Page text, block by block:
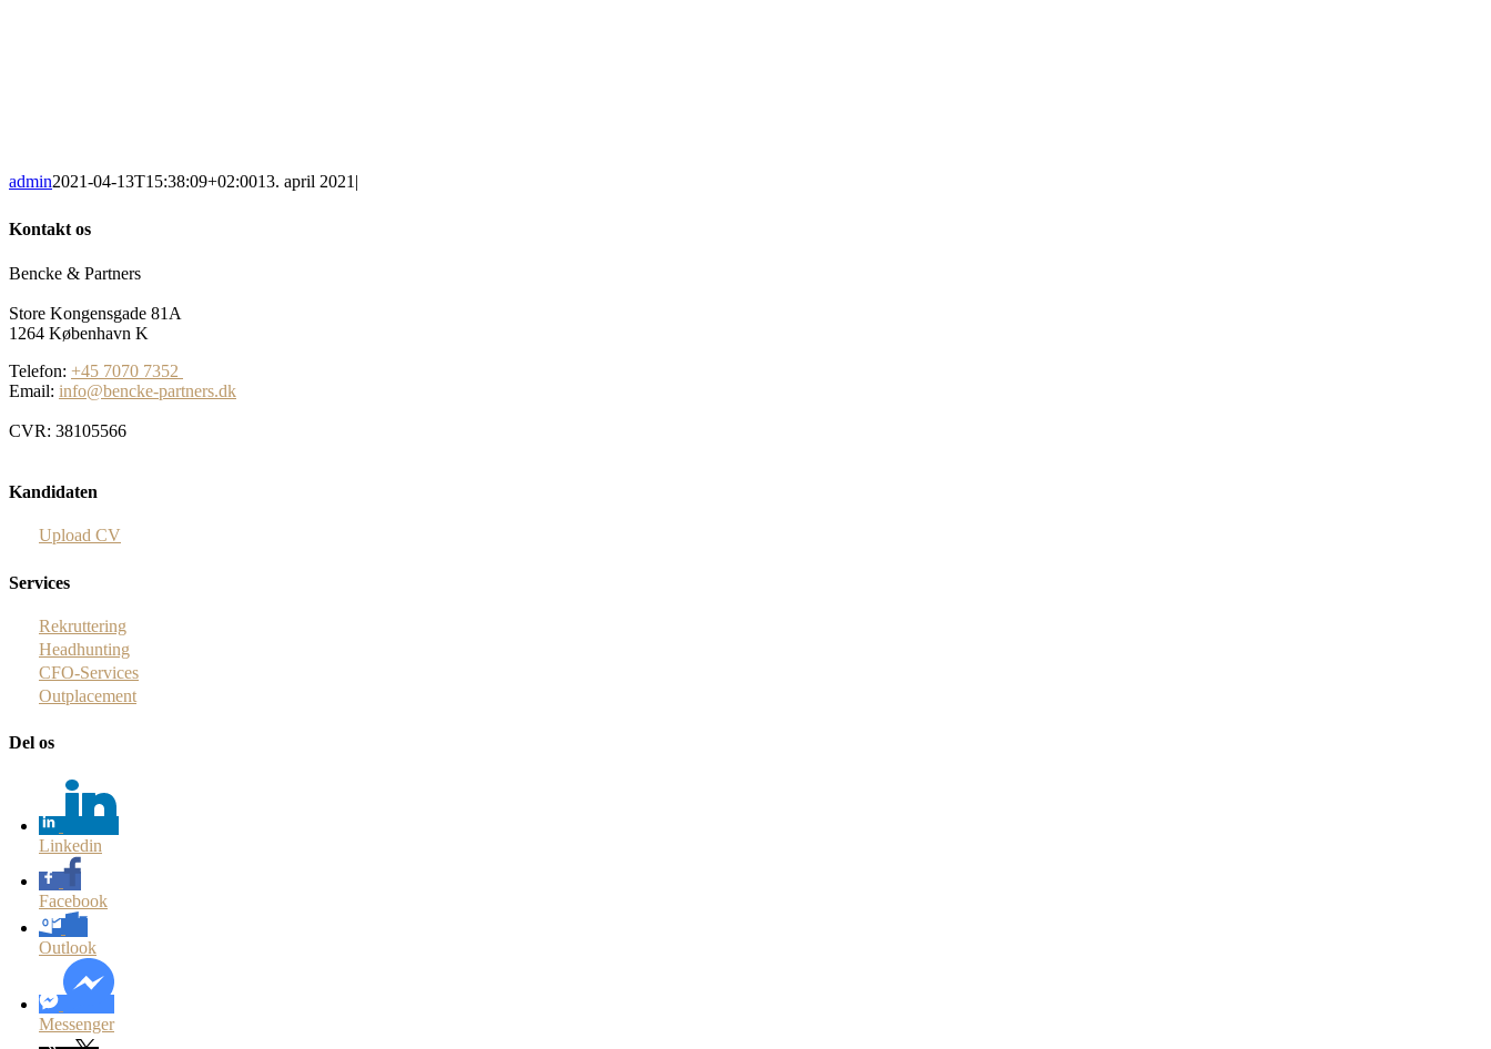
admin2021-04-13T15:38:09+02:0013. april 2021|
Kontakt os
Bencke & Partners
Store Kongensgade 81A
1264 København K
Telefon: +45 7070 7352
Email: info@bencke-partners.dk
CVR: 38105566
Kandidaten
Upload CV
Services
Rekruttering
Headhunting
CFO-Services
Outplacement
Del os
Linkedin
Facebook
Outlook
Messenger